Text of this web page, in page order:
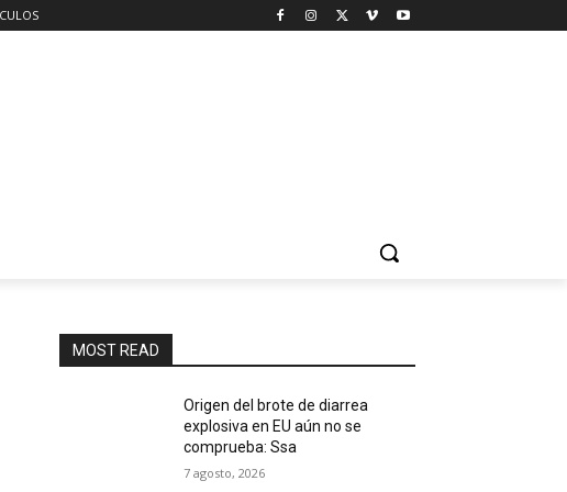
MOST READ
Origen del brote de diarrea
explosiva en EU aún no se
comprueba: Ssa
7 agosto, 2026